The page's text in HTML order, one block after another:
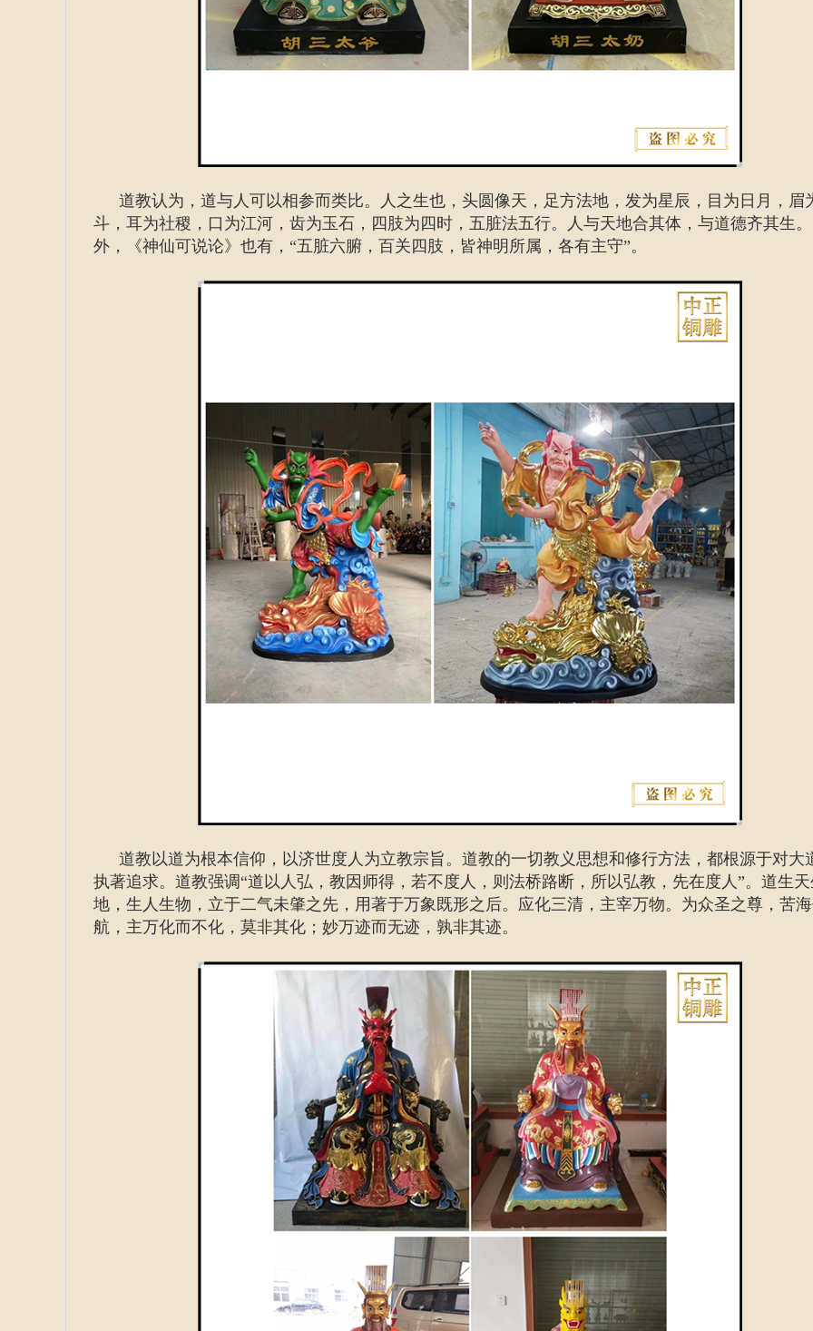
道教认为，道与人可以相参而类比。人之生也，头圆像天，足方法地，发为星辰，目为日月，眉
斗，耳为社稷，口为江河，齿为玉石，四肢为四时，五脏法五行。人与天地合其体，与道德齐其生
外，《神仙可说论》也有，“五脏六腑，百关四肢，皆神明所属，各有主守”。
道教以道为根本信仰，以济世度人为立教宗旨。道教的一切教义思想和修行方法，都根源于对大
执著追求。道教强调“道以人弘，教因师得，若不度人，则法桥路断，所以弘教，先在度人”。 道生
地，生人生物，立于二气未肇之先，用著于万象既形之后。应化三清，主宰万物。为众圣之尊，苦
航，主万化而不化，莫非其化；妙万迹而无迹，孰非其迹。